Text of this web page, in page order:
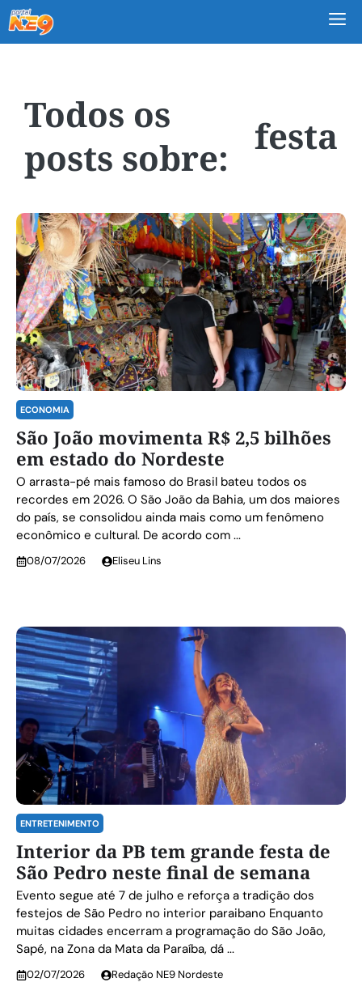
festa
ECONOMIA
São João movimenta R$ 2,5 bilhões
em estado do Nordeste
O arrasta-pé mais famoso do Brasil bateu todos os
recordes em 2026. O São João da Bahia, um dos maiores
do país, se consolidou ainda mais como um fenômeno
econômico e cultural. De acordo com ...
08/07/2026 Eliseu Lins
ENTRETENIMENTO
Interior da PB tem grande festa de
São Pedro neste final de semana
Evento segue até 7 de julho e reforça a tradição dos
festejos de São Pedro no interior paraibano Enquanto
muitas cidades encerram a programação do São João,
Sapé, na Zona da Mata da Paraíba, dá ...
02/07/2026 Redação NE9 Nordeste